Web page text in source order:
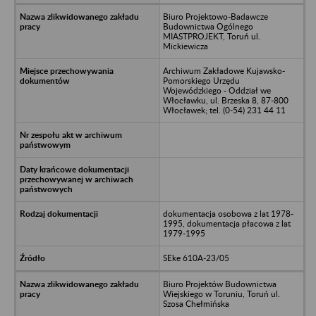
Biuro Projektowo-Badawcze
Budownictwa Ogólnego
MIASTPROJEKT, Toruń ul.
Mickiewicza
Archiwum Zakładowe Kujawsko-
Pomorskiego Urzędu
Wojewódzkiego - Oddział we
Włocławku, ul. Brzeska 8, 87-800
Włocławek; tel. (0-54) 231 44 11
dokumentacja osobowa z lat 1978-
1995, dokumentacja płacowa z lat
1979-1995
SEke 610A-23/05
Biuro Projektów Budownictwa
Wiejskiego w Toruniu, Toruń ul.
Szosa Chełmińska